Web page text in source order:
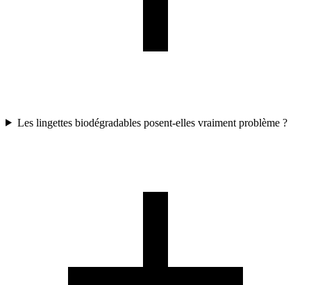
Les lingettes biodégradables posent-elles vraiment problème ?